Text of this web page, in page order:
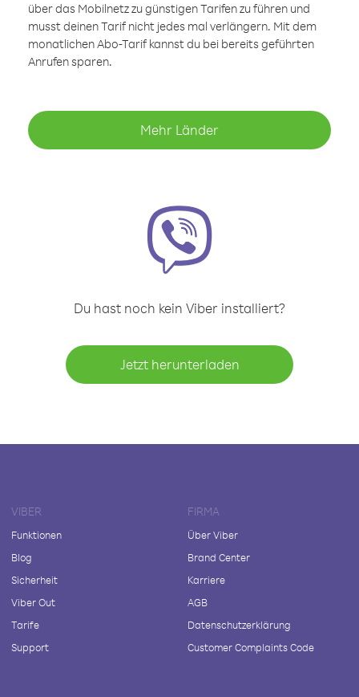
über das Mobilnetz zu günstigen Tarifen zu führen und
musst deinen Tarif nicht jedes mal verlängern. Mit dem
monatlichen Abo-Tarif kannst du bei bereits geführten
Anrufen sparen.
Mehr Länder
Du hast noch kein Viber installiert?
Jetzt herunterladen
VIBER
Funktionen
Blog
Sicherheit
Viber Out
Tarife
Support
FIRMA
Über Viber
Brand Center
Karriere
AGB
Datenschutzerklärung
Customer Complaints Code